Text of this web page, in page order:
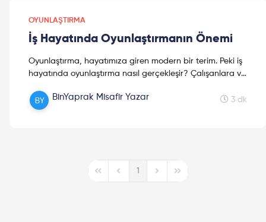
OYUNLAŞTIRMA
İş Hayatında Oyunlaştırmanın Önemi
Oyunlaştırma, hayatımıza giren modern bir terim. Peki iş
hayatında oyunlaştırma nasıl gerçekleşir? Çalışanlara ve
yazımıza bekleriz.
BinYaprak Misafir Yazar 3 dk
First PagePrevious Page
1
Next PageLast Page